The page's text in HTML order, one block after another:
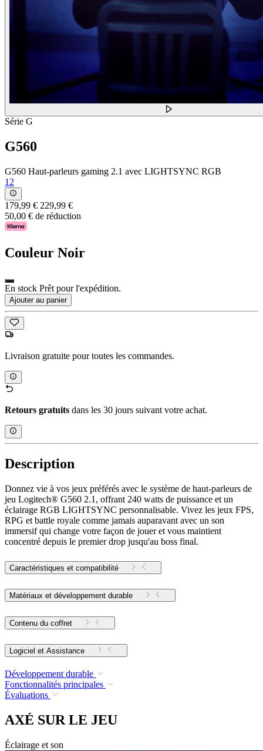
Série G
G560
G560 Haut-parleurs gaming 2.1 avec LIGHTSYNC RGB
12
179,99 € 229,99 €
50,00 € de réduction
Couleur Noir
En stock Prêt pour l'expédition.
Ajouter au panier
Livraison gratuite pour toutes les commandes.
Retours gratuits dans les 30 jours suivant votre achat.
Description
Donnez vie à vos jeux préférés avec le système de haut-parleurs de
jeu Logitech® G560 2.1, offrant 240 watts de puissance et un
éclairage RGB LIGHTSYNC personnalisable. Vivez les jeux FPS,
RPG et battle royale comme jamais auparavant avec un son
immersif qui change votre façon de jouer et vous maintient
concentré depuis le premier drop jusqu'au boss final.
Caractéristiques et compatibilité
Matériaux et développement durable
Contenu du coffret
Logiciel et Assistance
Développement durable
Fonctionnalités principales
Évaluations
AXÉ SUR LE JEU
Éclairage et son